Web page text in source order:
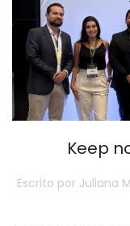
Keep
Escrito por Juliana